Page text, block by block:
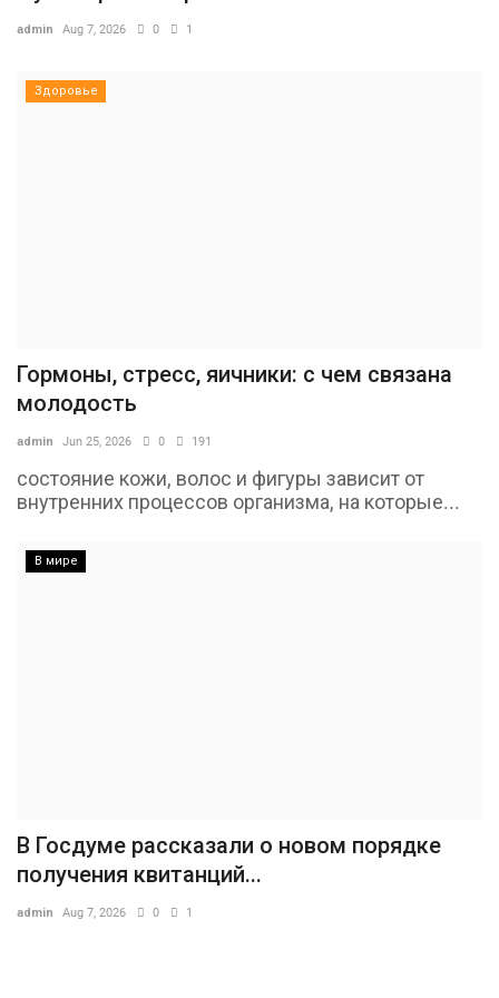
admin Aug 7, 2026 0 1
Здоровье
Гормоны, стресс, яичники: с чем связана
молодость
admin Jun 25, 2026 0 191
состояние кожи, волос и фигуры зависит от
внутренних процессов организма, на которые...
В мире
В Госдуме рассказали о новом порядке
получения квитанций...
admin Aug 7, 2026 0 1